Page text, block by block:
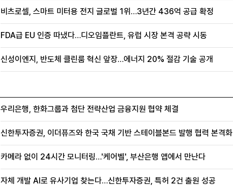
비츠로셀, 스마트 미터용 전지 글로벌 1위…3년간 436억 공급 확정
FDA급 EU 인증 따냈다…디오임플란트, 유럽 시장 본격 공략 시동
신성이엔지, 반도체 클린룸 혁신 앞장…에너지 20% 절감 기술 공개
우리은행, 한화그룹과 첨단 전략산업 금융지원 협약 체결
신한투자증권, 이더퓨즈와 한국 국채 기반 스테이블본드 발행 협력 본격화
카메라 없이 24시간 모니터링…'케어벨', 부산은행 앱에서 만난다
자체 개발 AI로 유사기업 찾는다…신한투자증권, 특허 2건 출원 성공